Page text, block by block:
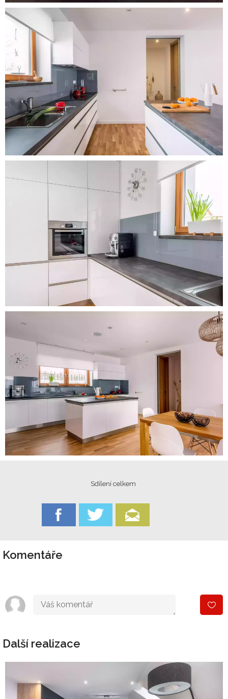
Sdílení celkem
Komentáře
Další realizace